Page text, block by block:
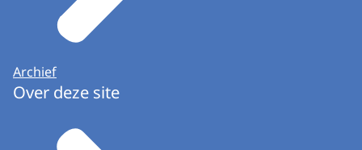
Archief
Over deze site